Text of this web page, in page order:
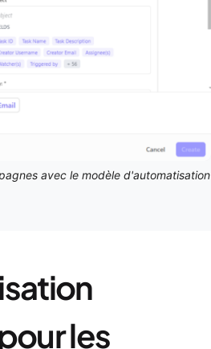
avec le modèle d'automatisation
les